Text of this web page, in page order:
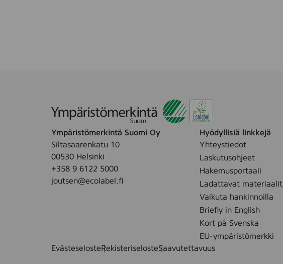
Ympäristömerkintä Suomi Oy
Siltasaarenkatu 10
00530 Helsinki
+358 9 6122 5000
joutsen@ecolabel.fi
Hyödyllisiä linkkejä
Yhteystiedot
Laskutusohjeet
Hakemusportaali
Ladattavat materiaalit
Vaikuta hankinnoilla
Briefly in English
Kort på Svenska
EU-ympäristömerkki
EvästeselosteRekisteriselosteSaavutettavuus